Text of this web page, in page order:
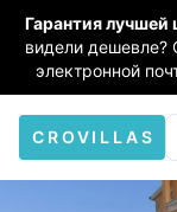
Гарантия
видели дешевле?
электронной
CROVILLAS